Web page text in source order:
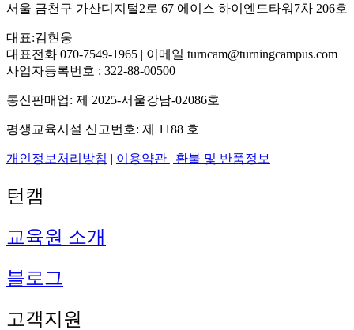
서울 금천구 가산디지털2로 67 에이스 하이엔드타워7차 206호
대표:김현웅
대표전화 070-7549-1965 | 이메일 turncam@turningcampus.com
사업자등록번호 : 322-88-00500
통신판매업: 제 2025-서울강남-02086호
평생교육시설 신고번호: 제 1188 호
개인정보처리방침 | 이용약관 | 환불 및 반품정보
턴캠
교육원 소개
블로그
고객지원